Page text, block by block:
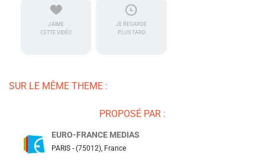
J'AIME
CETTE VIDÉO
JE REGARDE
PLUS TARD
SUR LE MÊME THEME :
PROPOSÉ PAR :
EURO-FRANCE MEDIAS
PARIS - (75012), France